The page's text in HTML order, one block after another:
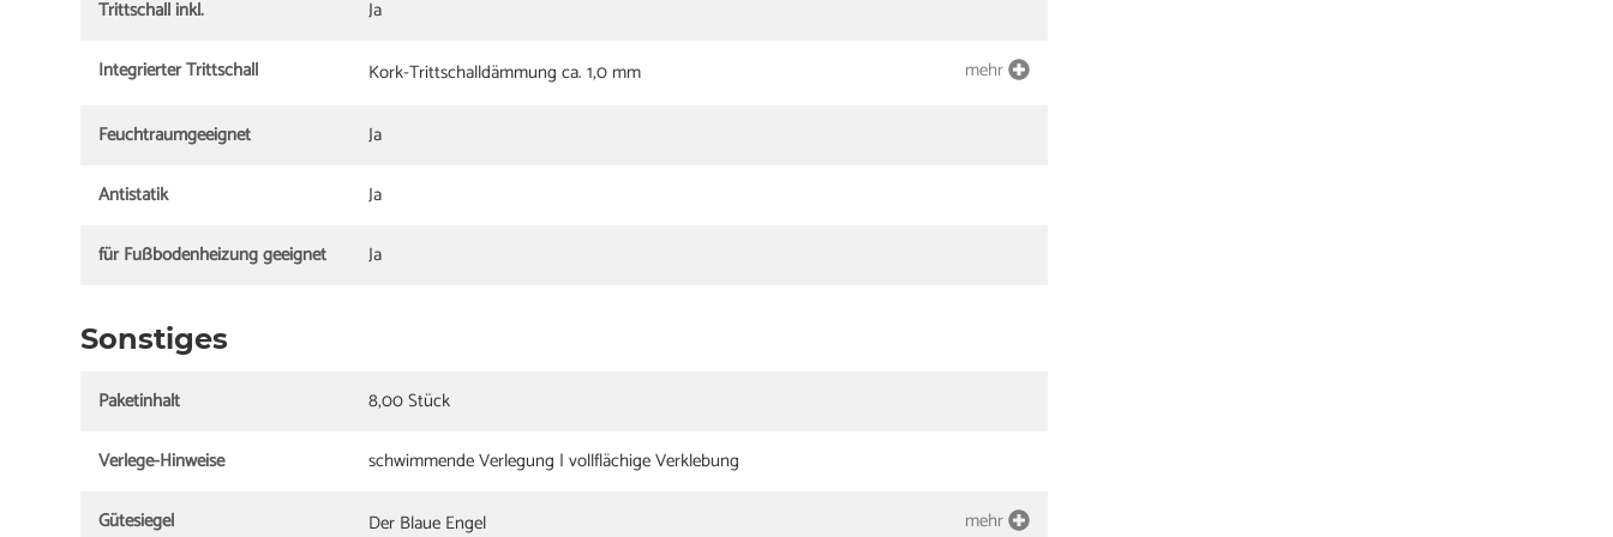
Trittschall inkl.
Ja
Integrierter Trittschall
Kork-Trittschalldämmung ca. 1,0 mm mehr
Feuchtraumgeeignet
Ja
Antistatik
Ja
für Fußbodenheizung geeignet
Ja
Sonstiges
Paketinhalt
8,00 Stück
Verlege-Hinweise
schwimmende Verlegung | vollflächige Verklebung
Gütesiegel
Der Blaue Engel mehr